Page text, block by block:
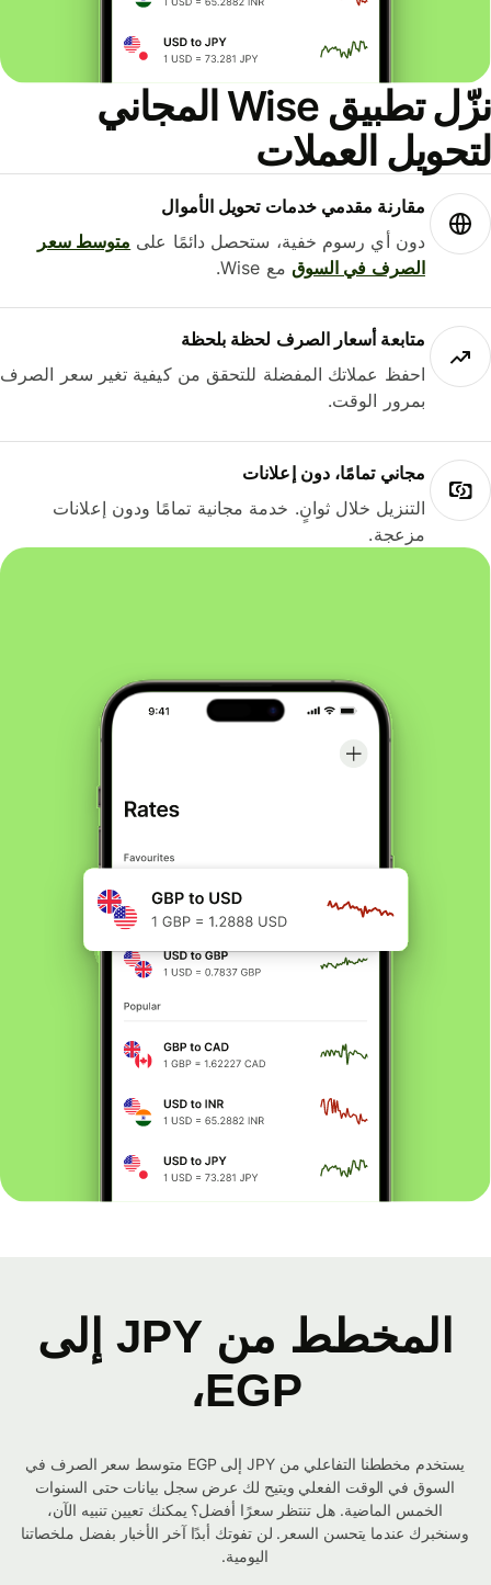
نزّل تطبيق Wise المجاني
العملات
مقارنة مقدمي خدمات تحويل الأموال
دون أي رسوم خفية، ستحصل دائمًا علىمتوسط ​​سعر
الصرف في السوقمع Wise.
متابعة أسعار الصرف لحظة بلحظة
احفظ عملاتك المفضلة للتحقق من كيفية تغير سعر الصرف
بمرور الوقت.
مجاني تمامًا، دون إعلانات
التنزيل خلال ثوانٍ. خدمة مجانية تمامًا ودون إعلانات
مزعجة.
المخطط من JPY إلى
EGP،
يستخدم مخططنا التفاعلي من JPY إلى EGP متوسط ​​سعر الصرف في
السوق في الوقت الفعلي ويتيح لك عرض سجل بيانات حتى السنوات
الخمس الماضية. هل تنتظر سعرًا أفضل؟ يمكنك تعيين تنبيه الآن،
وسنخبرك عندما يتحسن السعر. لن تفوتك أبدًا آخر الأخبار بفضل ملخصاتنا
اليومية.